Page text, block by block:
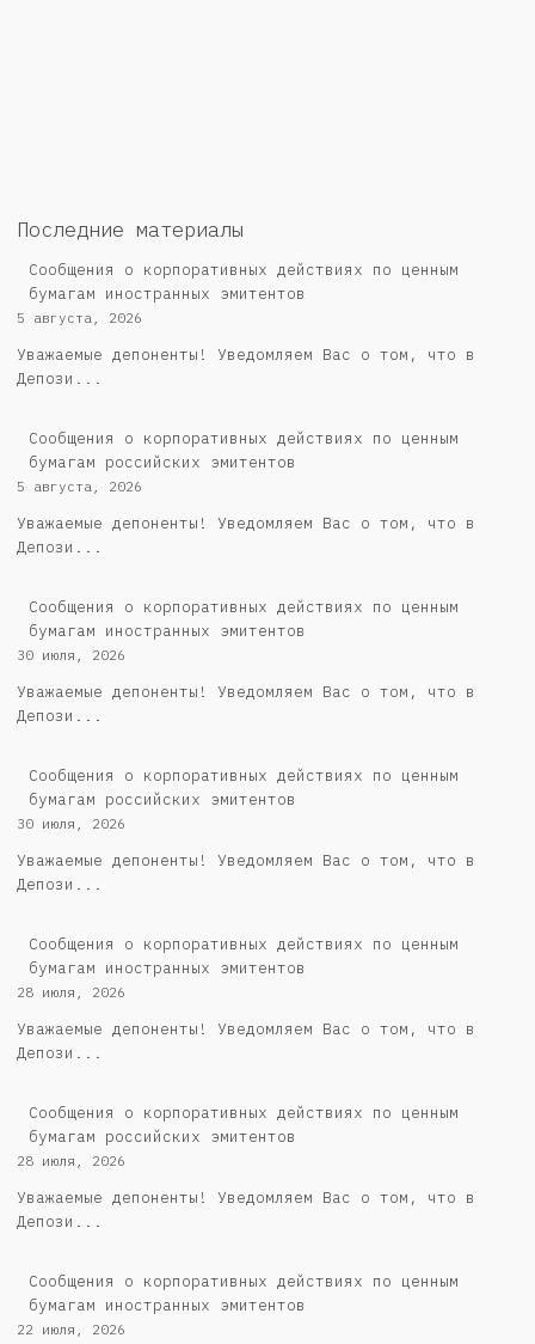
Последние материалы
Сообщения о корпоративных действиях по ценным
бумагам иностранных эмитентов
5 августа, 2026
Уважаемые депоненты! Уведомляем Вас о том, что в
Депози...
Cообщения о корпоративных действиях по ценным
бумагам российских эмитентов
5 августа, 2026
Уважаемые депоненты! Уведомляем Вас о том, что в
Депози...
Сообщения о корпоративных действиях по ценным
бумагам иностранных эмитентов
30 июля, 2026
Уважаемые депоненты! Уведомляем Вас о том, что в
Депози...
Cообщения о корпоративных действиях по ценным
бумагам российских эмитентов
30 июля, 2026
Уважаемые депоненты! Уведомляем Вас о том, что в
Депози...
Сообщения о корпоративных действиях по ценным
бумагам иностранных эмитентов
28 июля, 2026
Уважаемые депоненты! Уведомляем Вас о том, что в
Депози...
Cообщения о корпоративных действиях по ценным
бумагам российских эмитентов
28 июля, 2026
Уважаемые депоненты! Уведомляем Вас о том, что в
Депози...
Сообщения о корпоративных действиях по ценным
бумагам иностранных эмитентов
22 июля, 2026